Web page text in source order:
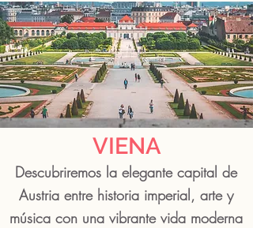
VIENA
Descubriremos la elegante capital de
Austria entre historia imperial, arte y
música con una vibrante vida moderna